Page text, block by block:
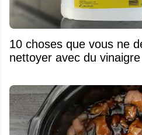
10 choses que vous ne
nettoyer avec du vinaigre